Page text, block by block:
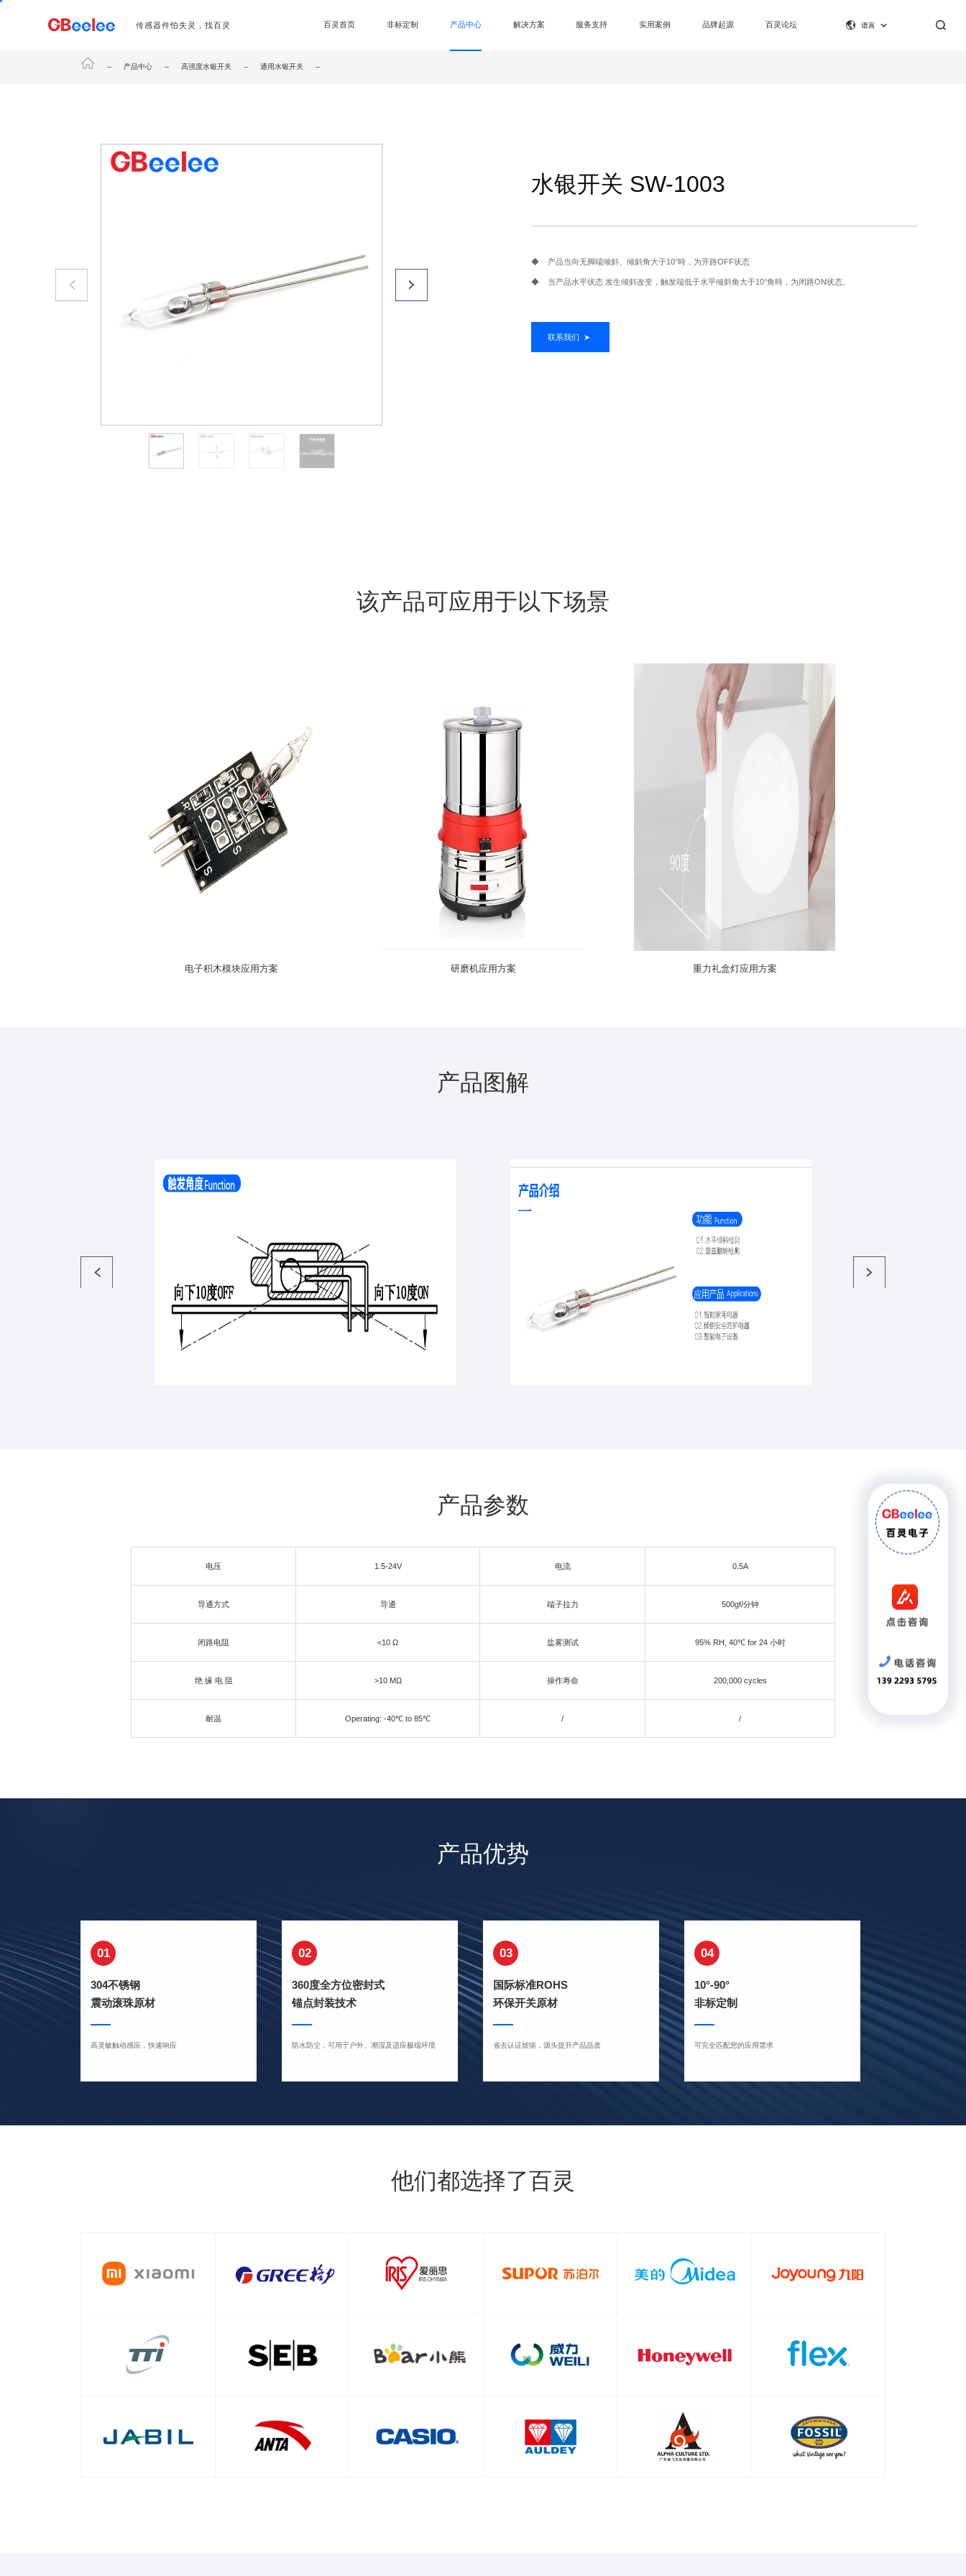
传感器件怕失灵，找百灵 百灵首页 非标定制 产品中心 解决方案 服务支持 实用案例 品牌起源 百灵论坛
-- 产品中心 -- 高强度水银开关 -- 通用水银开关 --
水银开关 SW-1003
◆ 产品当向无脚端倾斜、倾斜角大于10°時，为开路OFF状态
◆ 当产品水平状态 发生倾斜改变，触发端低于水平倾斜角大于10°角時，为闭路ON状态。
联系我们 ➤
该产品可应用于以下场景
电子积木模块应用方案 研磨机应用方案 重力礼盒灯应用方案
产品图解
产品参数
电压 1.5-24V 电流 0.5A
导通方式 导通 端子拉力 500gf/分钟
闭路电阻 <10 Ω 盐雾测试 95% RH, 40℃ for 24 小时
绝 缘 电 阻 >10 MΩ 操作寿命 200,000 cycles
耐温 Operating: -40℃ to 85℃ / /
产品优势
01
304不锈钢
震动滚珠原材
高灵敏触动感应，快速响应
02
360度全方位密封式
锚点封装技术
防水防尘，可用于户外、潮湿及适应极端环境
03
国际标准ROHS
环保开关原材
省去认证烦恼，源头提升产品品质
04
10°-90°
非标定制
可完全匹配您的应用需求
他们都选择了百灵